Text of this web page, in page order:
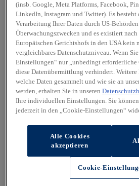
(insb. Google, Meta Platforms, Facebook,
LinkedIn, Instagram und Twitter). Es besteht
Verarbeitung Ihrer Daten durch US-
Überwachungszwecken und es existiert
Europäischen Gerichtshofs in den USA kein
vergleichbares Datenschutzniveau. Wenn
Einstellungen“ nur „unbedingt erforderliche
diese Datenübermittlung verhindert.
welche Daten gesammelt und wie sie an
werden, erhalten Sie in unseren
Ihre individuellen Einstellungen. Sie
jederzeit in den „Cookie-Einstellungen“
Alle Cookies
akzeptieren
Cookie-